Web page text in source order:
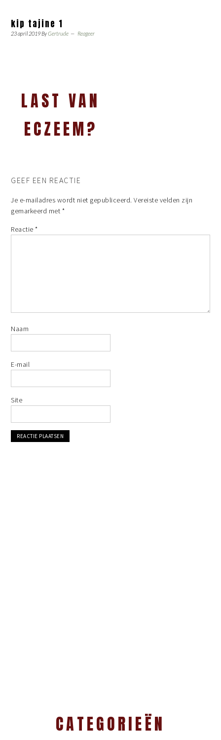
kip tajine 1
23 april 2019ByGertrude Reageer
LAST VAN
ECZEEM?
GEEF EEN REACTIE
Je e-mailadres wordt niet gepubliceerd. Vereiste velden zijn
gemarkeerd met *
Reactie*
Naam
E-mail
Site
CATEGORIEËN